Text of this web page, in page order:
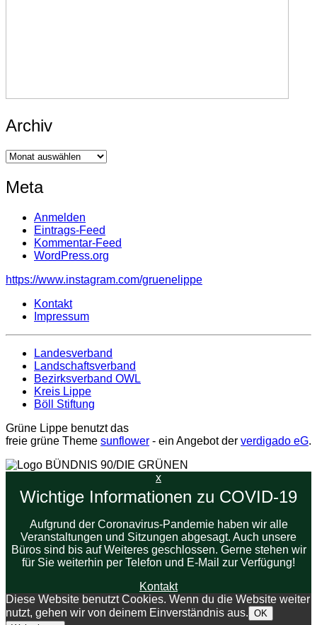
Archiv
Archiv
Meta
Anmelden
Eintrags-Feed
Kommentar-Feed
WordPress.org
https://www.instagram.com/gruenelippe
Kontakt
Impressum
Landesverband
Landschaftsverband
Bezirksverband OWL
Kreis Lippe
Böll Stiftung
Grüne Lippe benutzt das
freie grüne Theme sunflower ‐ ein Angebot der verdigado eG.
x
Wichtige Informationen zu COVID-19
Aufgrund der Coronavirus-Pandemie haben wir alle
Veranstaltungen und Sitzungen abgesagt. Auch unsere
Büros sind bis auf Weiteres geschlossen. Gerne stehen wir
für Sie weiterhin per Telefon und E-Mail zur Verfügung!
Kontakt
Diese Website benutzt Cookies. Wenn du die Website weiter
nutzt, gehen wir von deinem Einverständnis aus. OK